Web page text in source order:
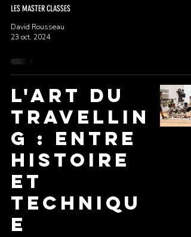
LES MASTER CLASSES
David Rousseau
23 oct. 2024
L'art du
travellin
g : entre
histoire
et
techniqu
e